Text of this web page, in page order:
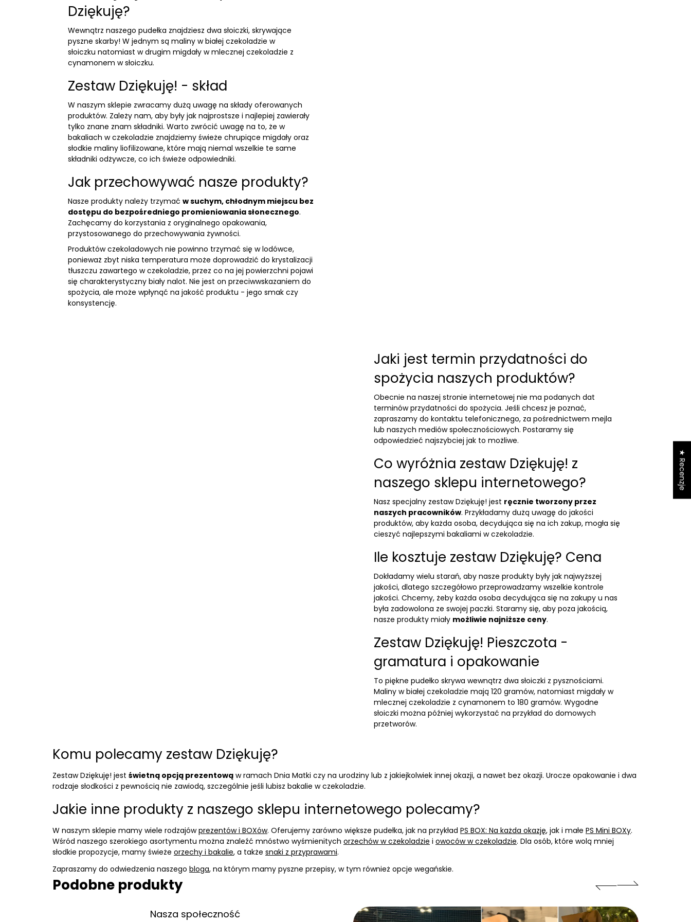
Dziękuję?
Wewnątrz naszego pudełka znajdziesz dwa słoiczki, skrywające
pyszne skarby! W jednym są maliny w białej czekoladzie w
słoiczku natomiast w drugim migdały w mlecznej czekoladzie z
cynamonem w słoiczku.
Zestaw Dziękuję! - skład
W naszym sklepie zwracamy dużą uwagę na składy oferowanych
produktów. Zależy nam, aby były jak najprostsze i najlepiej zawierały
tylko znane znam składniki. Warto zwrócić uwagę na to, że w
bakaliach w czekoladzie znajdziemy świeże chrupiące migdały oraz
słodkie maliny liofilizowane, które mają niemal wszelkie te same
składniki odżywcze, co ich świeże odpowiedniki.
Jak przechowywać nasze produkty?
Nasze produkty należy trzymać w suchym, chłodnym miejscu bez
dostępu do bezpośredniego promieniowania słonecznego.
Zachęcamy do korzystania z oryginalnego opakowania,
przystosowanego do przechowywania żywności.
Produktów czekoladowych nie powinno trzymać się w lodówce,
ponieważ zbyt niska temperatura może doprowadzić do krystalizacji
tłuszczu zawartego w czekoladzie, przez co na jej powierzchni pojawi
się charakterystyczny biały nalot. Nie jest on przeciwwskazaniem do
spożycia, ale może wpłynąć na jakość produktu - jego smak czy
konsystencję.
Jaki jest termin przydatności do
spożycia naszych produktów?
Obecnie na naszej stronie internetowej nie ma podanych dat
terminów przydatności do spożycia. Jeśli chcesz je poznać,
zapraszamy do kontaktu telefonicznego, za pośrednictwem mejla
lub naszych mediów społecznościowych. Postaramy się
odpowiedzieć najszybciej jak to możliwe.
Co wyróżnia zestaw Dziękuję! z
naszego sklepu internetowego?
Nasz specjalny zestaw Dziękuję! jest ręcznie tworzony przez
naszych pracowników. Przykładamy dużą uwagę do jakości
produktów, aby każda osoba, decydująca się na ich zakup, mogła się
cieszyć najlepszymi bakaliami w czekoladzie.
Ile kosztuje zestaw Dziękuję? Cena
Dokładamy wielu starań, aby nasze produkty były jak najwyższej
jakości, dlatego szczegółowo przeprowadzamy wszelkie kontrole
jakości. Chcemy, żeby każda osoba decydująca się na zakupy u nas
była zadowolona ze swojej paczki. Staramy się, aby poza jakością,
nasze produkty miały możliwie najniższe ceny.
Zestaw Dziękuję! Pieszczota -
gramatura i opakowanie
To piękne pudełko skrywa wewnątrz dwa słoiczki z pysznościami.
Maliny w białej czekoladzie mają 120 gramów, natomiast migdały w
mlecznej czekoladzie z cynamonem to 180 gramów. Wygodne
słoiczki można później wykorzystać na przykład do domowych
przetworów.
Komu polecamy zestaw Dziękuję?
Zestaw Dziękuję! jest świetną opcją prezentową w ramach Dnia Matki czy na urodziny lub z jakiejkolwiek innej okazji, a nawet bez okazji. Urocze opakowanie i dwa
rodzaje słodkości z pewnością nie zawiodą, szczególnie jeśli lubisz bakalie w czekoladzie.
Jakie inne produkty z naszego sklepu internetowego polecamy?
W naszym sklepie mamy wiele rodzajówprezentów i BOXów. Oferujemy zarówno większe pudełka, jak na przykład PS BOX: Na każda okazję, jak i małe PS Mini BOXy.
Wśród naszego szerokiego asortymentu można znaleźć mnóstwo wyśmienitych orzechów w czekoladzie i owoców w czekoladzie. Dla osób, które wolą mniej
słodkie propozycje, mamy świeże orzechy i bakalie, a także snaki z przyprawami.
Zapraszamy do odwiedzenia naszego bloga, na którym mamy pyszne przepisy, w tym również opcje wegańskie.
Podobne produkty
Nasza społeczność
★ Recenzje